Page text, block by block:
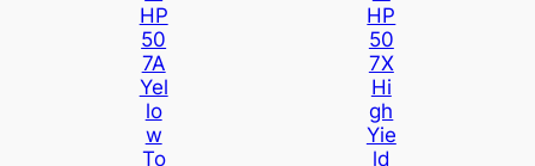
HP
50
7A
Yel
Lo
W
To
HP
50
7X
Hi
Gh
Yie
Ld